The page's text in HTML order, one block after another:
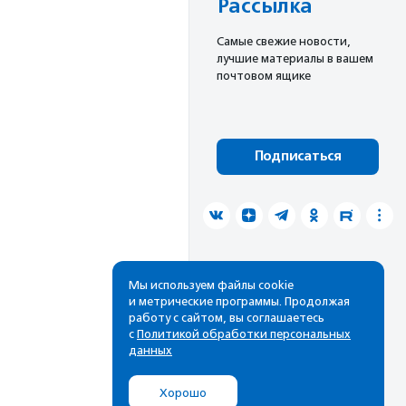
Рассылка
Cамые свежие новости,
лучшие материалы в вашем
почтовом ящике
Подписаться
Мы используем файлы cookie
и метрические программы. Продолжая
работу с сайтом, вы соглашаетесь
с Политикой обработки персональных
данных
Хорошо